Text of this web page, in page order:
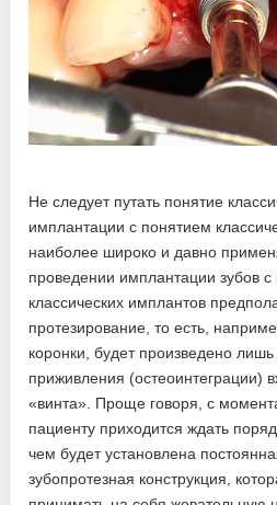
Не следует путать понятие
имплантации с понятием
наиболее широко и давно
проведении имплантации зубов
классических имплантов
протезирование, то есть,
коронки, будет произведено
приживления (остеоинтеграции)
«винта». Проще говоря, с
пациенту приходится ждать
чем будет установлена
зубопротезная конструкция,